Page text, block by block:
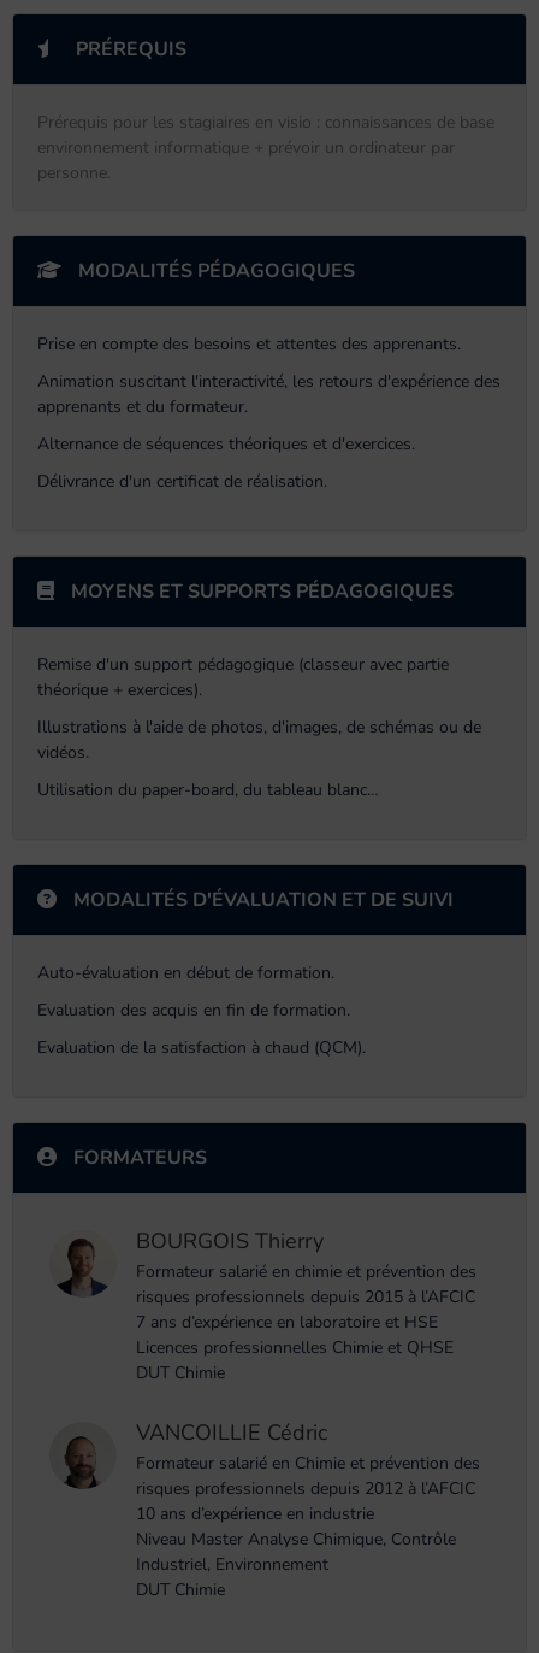
PRÉREQUIS
Prérequis pour les stagiaires en visio : connaissances de base
environnement informatique + prévoir un ordinateur par
personne.
MODALITÉS PÉDAGOGIQUES
Prise en compte des besoins et attentes des apprenants.
Animation suscitant l'interactivité, les retours d'expérience des
apprenants et du formateur.
Alternance de séquences théoriques et d'exercices.
Délivrance d'un certificat de réalisation.
MOYENS ET SUPPORTS PÉDAGOGIQUES
Remise d'un support pédagogique (classeur avec partie
théorique + exercices).
Illustrations à l'aide de photos, d'images, de schémas ou de
vidéos.
Utilisation du paper-board, du tableau blanc…
MODALITÉS D'ÉVALUATION ET DE SUIVI
Auto-évaluation en début de formation.
Evaluation des acquis en fin de formation.
Evaluation de la satisfaction à chaud (QCM).
FORMATEURS
BOURGOIS Thierry
Formateur salarié en chimie et prévention des
risques professionnels depuis 2015 à l’AFCIC
7 ans d’expérience en laboratoire et HSE
Licences professionnelles Chimie et QHSE
DUT Chimie
VANCOILLIE Cédric
Formateur salarié en Chimie et prévention des
risques professionnels depuis 2012 à l’AFCIC
10 ans d’expérience en industrie
Niveau Master Analyse Chimique, Contrôle
Industriel, Environnement
DUT Chimie